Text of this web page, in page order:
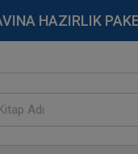
HAZIRLIK